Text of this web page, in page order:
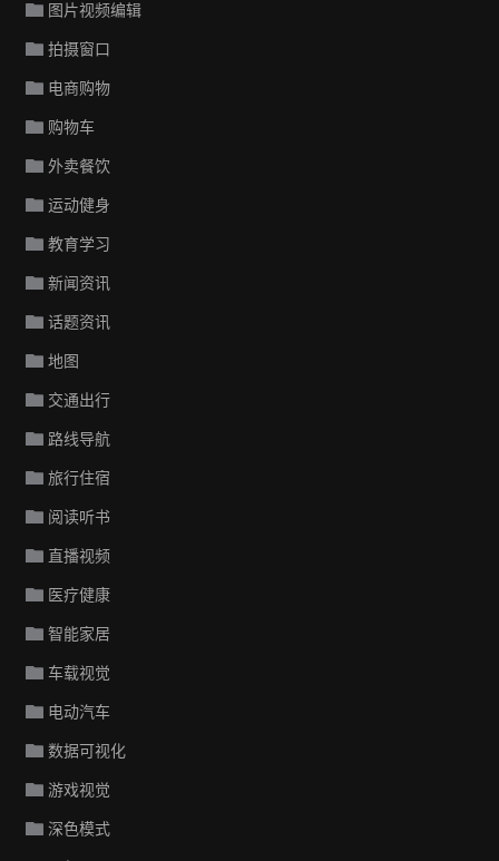
图片视频编辑
拍摄窗口
电商购物
购物车
外卖餐饮
运动健身
教育学习
新闻资讯
话题资讯
地图
交通出行
路线导航
旅行住宿
阅读听书
直播视频
医疗健康
智能家居
车载视觉
电动汽车
数据可视化
游戏视觉
深色模式